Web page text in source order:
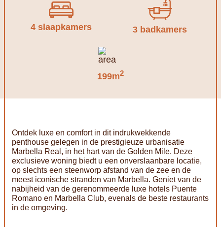
4 slaapkamers 3 badkamers
199m2
Ontdek luxe en comfort in dit indrukwekkende
penthouse gelegen in de prestigieuze urbanisatie
Marbella Real, in het hart van de Golden Mile. Deze
exclusieve woning biedt u een onverslaanbare locatie,
op slechts een steenworp afstand van de zee en de
meest iconische stranden van Marbella. Geniet van de
nabijheid van de gerenommeerde luxe hotels Puente
Romano en Marbella Club, evenals de beste restaurants
in de omgeving.